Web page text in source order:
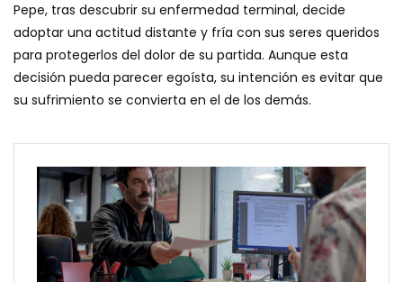
Pepe, tras descubrir su enfermedad terminal, decide
adoptar una actitud distante y fría con sus seres queridos
para protegerlos del dolor de su partida. Aunque esta
decisión pueda parecer egoísta, su intención es evitar que
su sufrimiento se convierta en el de los demás.